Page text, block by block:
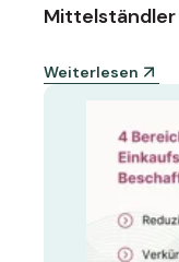
Mittelständler
Weiterlesen